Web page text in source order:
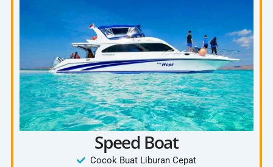
Speed Boat
Cocok Buat Liburan Cepat